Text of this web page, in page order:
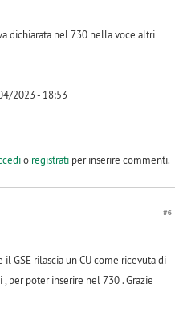
dichiarata nel 730 nella voce altri
2023 - 18:53
o registratiper inserire commenti.
#6
il GSE rilascia un CU come ricevuta di
per poter inserire nel 730 . Grazie